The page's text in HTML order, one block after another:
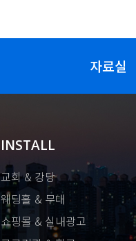
자료실
INSTALL
교회 & 강당
웨딩홀 & 무대
쇼핑몰 & 실내광고